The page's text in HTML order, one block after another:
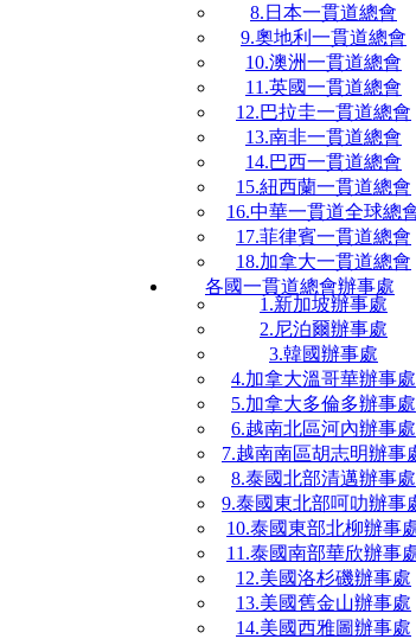
8.日本一貫道總會
9.奧地利一貫道總會
10.澳洲一貫道總會
11.英國一貫道總會
12.巴拉圭一貫道總會
13.南非一貫道總會
14.巴西一貫道總會
15.紐西蘭一貫道總會
16.中華一貫道全球總
17.菲律賓一貫道總會
18.加拿大一貫道總會
各國一貫道總會辦事處
1.新加坡辦事處
2.尼泊爾辦事處
3.韓國辦事處
4.加拿大溫哥華辦事處
5.加拿大多倫多辦事處
6.越南北區河內辦事處
7.越南南區胡志明辦事
8.泰國北部清邁辦事處
9.泰國東北部呵叻辦事
10.泰國東部北柳辦事
11.泰國南部華欣辦事
12.美國洛杉磯辦事處
13.美國舊金山辦事處
14.美國西雅圖辦事處